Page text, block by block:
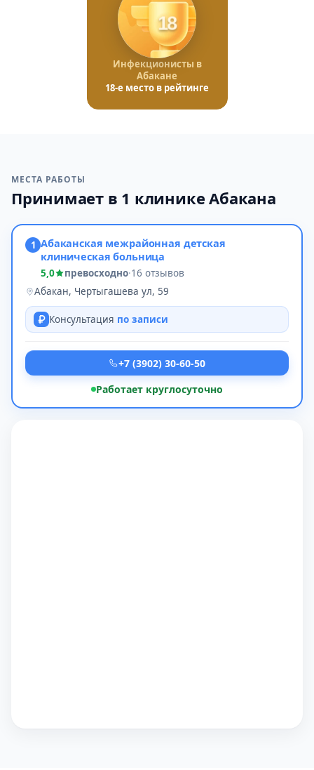
18
Инфекционисты в
Абакане
18-е место в рейтинге
МЕСТА РАБОТЫ
Принимает в 1 клинике Абакана
1 Абаканская межрайонная детская
клиническая больница
5,0 превосходно·16 отзывов
Абакан, Чертыгашева ул, 59
Консультация по записи
+7 (3902) 30-60-50
Работает круглосуточно